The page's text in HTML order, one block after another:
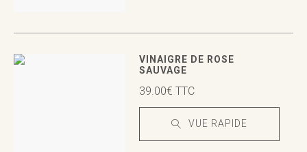
VINAIGRE DE ROSE
SAUVAGE
39.00€ TTC
VUE RAPIDE